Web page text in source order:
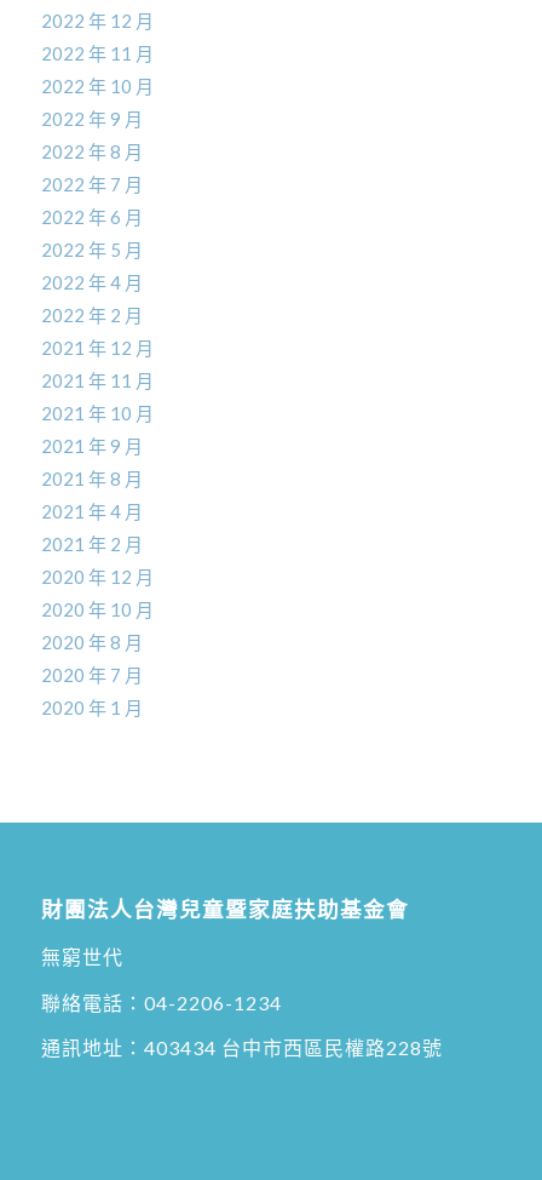
2022 年 12 月
2022 年 11 月
2022 年 10 月
2022 年 9 月
2022 年 8 月
2022 年 7 月
2022 年 6 月
2022 年 5 月
2022 年 4 月
2022 年 2 月
2021 年 12 月
2021 年 11 月
2021 年 10 月
2021 年 9 月
2021 年 8 月
2021 年 4 月
2021 年 2 月
2020 年 12 月
2020 年 10 月
2020 年 8 月
2020 年 7 月
2020 年 1 月
財團法人台灣兒童暨家庭扶助基金會
無窮世代
聯絡電話： 04-2206-1234
通訊地址： 403434 台中市西區民權路228號